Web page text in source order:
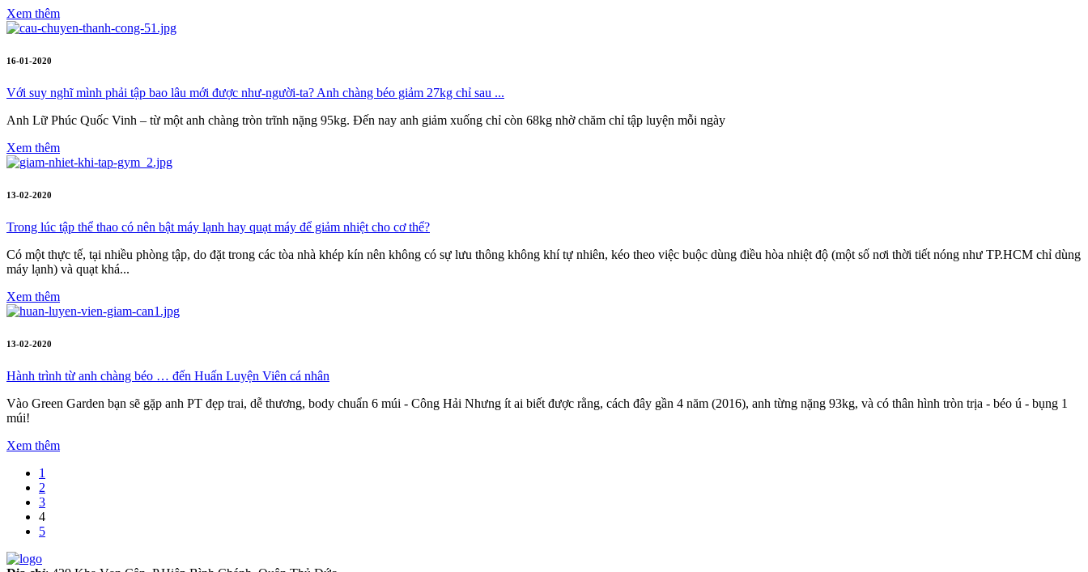
Xem thêm
16-01-2020
Với suy nghĩ mình phải tập bao lâu mới được như-người-ta? Anh chàng béo giảm 27kg chỉ sau ...
Anh Lữ Phúc Quốc Vinh – từ một anh chàng tròn trĩnh nặng 95kg. Đến nay anh giảm xuống chỉ còn 68kg nhờ chăm chỉ tập luyện mỗi ngày
Xem thêm
13-02-2020
Trong lúc tập thể thao có nên bật máy lạnh hay quạt máy để giảm nhiệt cho cơ thể?
Có một thực tế, tại nhiều phòng tập, do đặt trong các tòa nhà khép kín nên không có sự lưu thông không khí tự nhiên, kéo theo việc buộc dùng điều hòa nhiệt độ (một số nơi thời tiết nóng như TP.HCM chỉ dùng
máy lạnh) và quạt khá...
Xem thêm
13-02-2020
Hành trình từ anh chàng béo … đến Huấn Luyện Viên cá nhân
Vào Green Garden bạn sẽ gặp anh PT đẹp trai, dễ thương, body chuẩn 6 múi - Công Hải Nhưng ít ai biết được rằng, cách đây gần 4 năm (2016), anh từng nặng 93kg, và có thân hình tròn trịa - béo ú - bụng 1
múi!
Xem thêm
1
2
3
4
5